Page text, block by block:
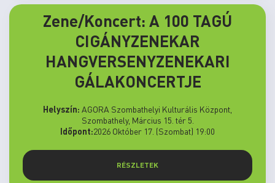
Zene/Koncert: A 100 TAGÚ
CIGÁNYZENEKAR
HANGVERSENYZENEKARI
GÁLAKONCERTJE
Helyszín: AGORA Szombathelyi Kulturális Központ,
Szombathely, Március 15. tér 5.
Időpont:2026 Október 17. (Szombat) 19:00
RÉSZLETEK